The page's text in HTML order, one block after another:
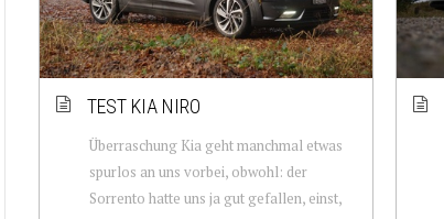
TEST KIA NIRO
Überraschung Kia geht manchmal etwas
spurlos an uns vorbei, obwohl: der
Sorrento hatte uns ja gut gefallen, einst,